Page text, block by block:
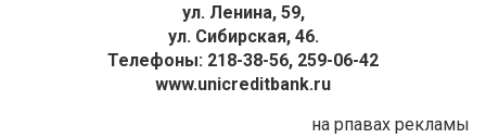
ул. Ленина, 59,
ул. Сибирская, 46.
Телефоны: 218-38-56, 259-06-42
www.unicreditbank.ru
на рпавах рекламы